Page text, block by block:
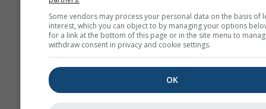
Some vendors may process your personal data on the basis of
interest, which you can object to by managing your options
for a link at the bottom of this page or in the site menu to
withdraw consent in privacy and cookie settings.
OK